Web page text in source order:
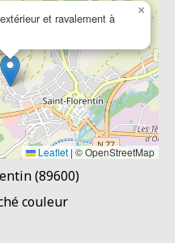
et ravalement à
×
Leaflet|© OpenStreetMap
(89600)
couleur